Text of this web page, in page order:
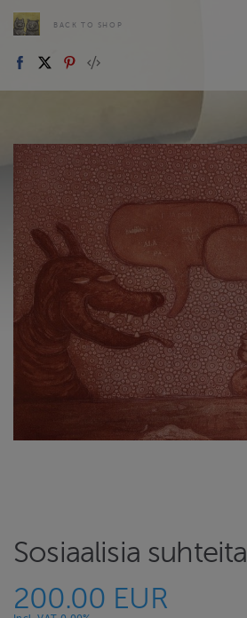
BACK TO SHOP
Sosiaalisia suhteita
200.00 EUR